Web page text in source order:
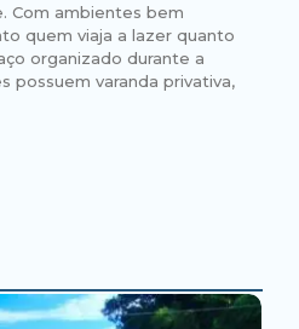
Com ambientes bem
quem viaja a lazer quanto
organizado durante a
possuem varanda privativa,